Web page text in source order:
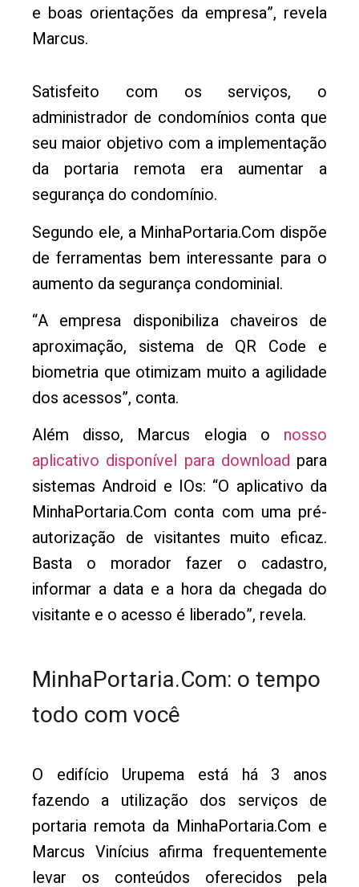
e boas orientações da empresa”, revela
Marcus.
Satisfeito com os serviços, o
administrador de condomínios conta que
seu maior objetivo com a implementação
da portaria remota era aumentar a
segurança do condomínio.
Segundo ele, a MinhaPortaria.Com dispõe
de ferramentas bem interessante para o
aumento da segurança condominial.
“A empresa disponibiliza chaveiros de
aproximação, sistema de QR Code e
biometria que otimizam muito a agilidade
dos acessos”, conta.
Além disso, Marcus elogia o nosso
aplicativo disponível para download para
sistemas Android e IOs: “O aplicativo da
MinhaPortaria.Com conta com uma pré-
autorização de visitantes muito eficaz.
Basta o morador fazer o cadastro,
informar a data e a hora da chegada do
visitante e o acesso é liberado”, revela.
MinhaPortaria.Com: o tempo
todo com você
O edifício Urupema está há 3 anos
fazendo a utilização dos serviços de
portaria remota da MinhaPortaria.Com e
Marcus Vinícius afirma frequentemente
levar os conteúdos oferecidos pela